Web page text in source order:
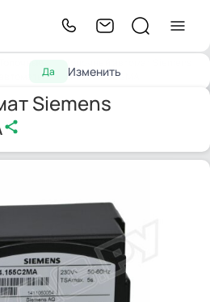
Да Изменить
автоматы
LMO14.155C2MA
Siemens